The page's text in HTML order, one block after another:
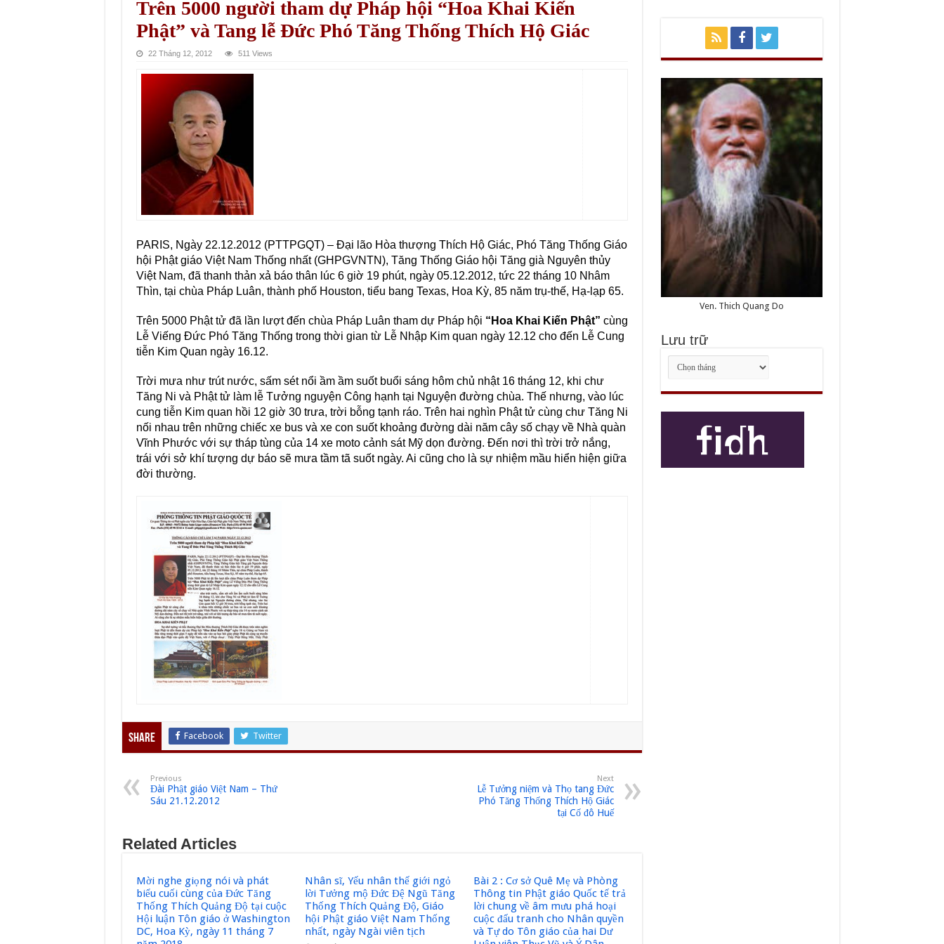
Trên 5000 người tham dự Pháp hội “Hoa Khai Kiến
Phật” và Tang lễ Đức Phó Tăng Thống Thích Hộ Giác
22 Tháng 12, 2012 511 Views
PARIS, Ngày 22.12.2012 (PTTPGQT) – Đại lão Hòa thượng Thích Hộ Giác, Phó Tăng Thống Giáo
hội Phật giáo Việt Nam Thống nhất (GHPGVNTN), Tăng Thống Giáo hội Tăng già Nguyên thủy
Việt Nam, đã thanh thản xả báo thân lúc 6 giờ 19 phút, ngày 05.12.2012, tức 22 tháng 10 Nhâm
Thìn, tại chùa Pháp Luân, thành phố Houston, tiểu bang Texas, Hoa Kỳ, 85 năm trụ-thế, Hạ-lạp 65.
Trên 5000 Phật tử đã lần lượt đến chùa Pháp Luân tham dự Pháp hội “Hoa Khai Kiến Phật” cùng
Lễ Viếng Đức Phó Tăng Thống trong thời gian từ Lễ Nhập Kim quan ngày 12.12 cho đến Lễ Cung
tiễn Kim Quan ngày 16.12.
Trời mưa như trút nước, sấm sét nổi ầm ầm suốt buổi sáng hôm chủ nhật 16 tháng 12, khi chư
Tăng Ni và Phật tử làm lễ Tưởng nguyện Công hạnh tại Nguyện đường chùa. Thế nhưng, vào lúc
cung tiễn Kim quan hồi 12 giờ 30 trưa, trời bỗng tạnh ráo. Trên hai nghìn Phật tử cùng chư Tăng Ni
nối nhau trên những chiếc xe bus và xe con suốt khoảng đường dài năm cây số chạy về Nhà quàn
Vĩnh Phước với sự tháp tùng của 14 xe moto cảnh sát Mỹ dọn đường. Đến nơi thì trời trở nắng,
trái với sở khí tượng dự báo sẽ mưa tầm tã suốt ngày. Ai cũng cho là sự nhiệm mầu hiển hiện giữa
đời thường.
Share Facebook Twitter
Previous
Đài Phật giáo Việt Nam – Thứ
Sáu 21.12.2012
Next
Lễ Tưởng niệm và Thọ tang Đức
Phó Tăng Thống Thích Hộ Giác
tại Cố đô Huế
Related Articles
Mời nghe giọng nói và phát
biểu cuối cùng của Đức Tăng
Thống Thích Quảng Độ tại cuộc
Hội luận Tôn giáo ở Washington
DC, Hoa Kỳ, ngày 11 tháng 7
Nhân sĩ, Yếu nhân thế giới ngỏ
lời Tưởng mộ Đức Đệ Ngũ Tăng
Thống Thích Quảng Độ, Giáo
hội Phật giáo Việt Nam Thống
nhất, ngày Ngài viên tịch
Bài 2 : Cơ sở Quê Mẹ và Phòng
Thông tin Phật giáo Quốc tế trả
lời chung về âm mưu phá hoại
cuộc đấu tranh cho Nhân quyền
và Tự do Tôn giáo của hai Dư
Ven. Thich Quang Do
Lưu trữ
Lưu
trữ